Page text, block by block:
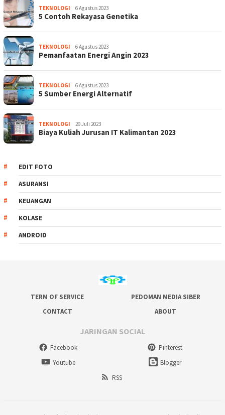
TEKNOLOGI 6 Agustus 2023
5 Contoh Rekayasa Genetika
TEKNOLOGI 6 Agustus 2023
Pemanfaatan Energi Angin 2023
TEKNOLOGI 6 Agustus 2023
5 Sumber Energi Alternatif
TEKNOLOGI 29 Juli 2023
Biaya Kuliah Jurusan IT Kalimantan 2023
EDIT FOTO
ASURANSI
KEUANGAN
KOLASE
ANDROID
TERM OF SERVICE
PEDOMAN MEDIA SIBER
CONTACT
ABOUT
JARINGAN SOCIAL
Facebook
Pinterest
Youtube
Blogger
RSS